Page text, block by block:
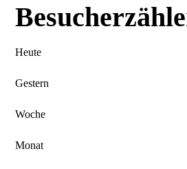
Heute
Gestern
Woche
Monat